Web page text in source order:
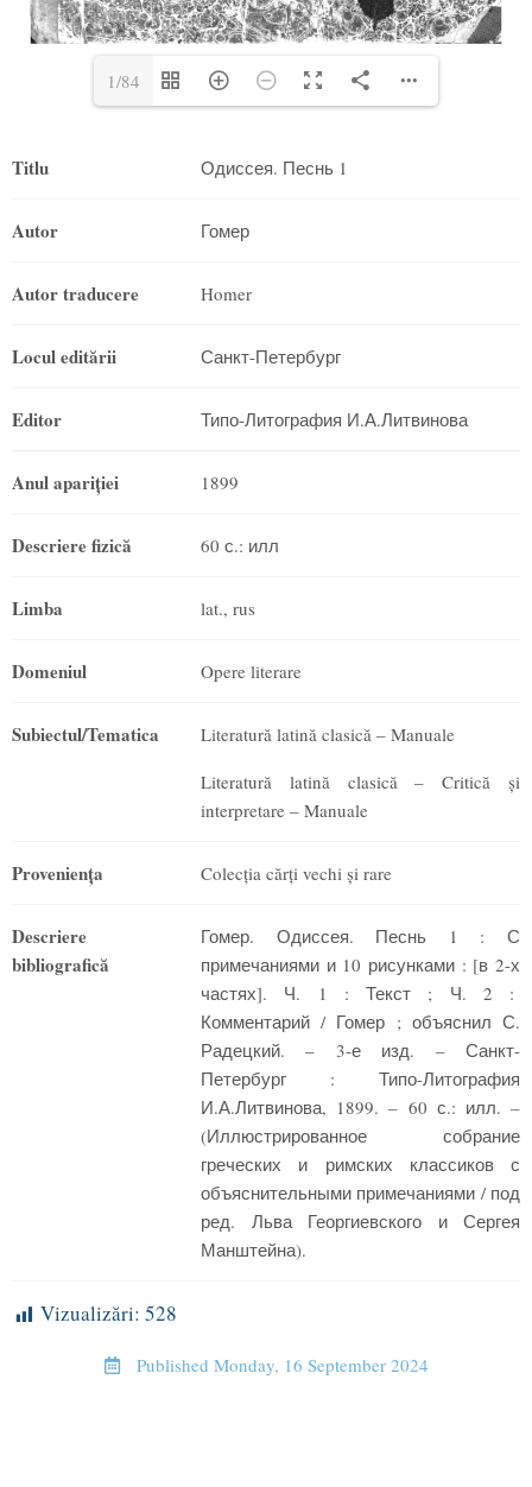
1/84
Titlu Одиссея. Песнь 1
Autor Гомер
Autor traducere Homer
Locul editării Санкт-Петербург
Editor Типо-Литография И.А.Литвинова
Anul apariţiei 1899
Descriere fizică 60 с.: илл
Limba lat., rus
Domeniul Opere literare
Subiectul/Tematica
Literatură latină clasică – Manuale
Literatură latină clasică – Critică și
interpretare – Manuale
Provenienţa Colecția cărți vechi și rare
Descriere
bibliografică
Гомер. Одиссея. Песнь 1 : С
примечаниями и 10 рисунками : [в 2-х
частях]. Ч. 1 : Текст ; Ч. 2 :
Комментарий / Гомер ; объяснил С.
Радецкий. – 3-е изд. – Санкт-
Петербург : Типо-Литография
И.А.Литвинова, 1899. – 60 с.: илл. –
(Иллюстрированное собрание
греческих и римских классиков с
объяснительными примечаниями / под
ред. Льва Георгиевского и Сергея
Манштейна).
Vizualizări: 528
Published Monday, 16 September 2024